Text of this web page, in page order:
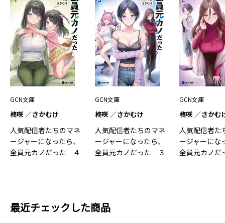
GCN文庫
柊咲 さかむけ
人気配信者たちのマネ
ージャーになったら、
全員元カノだった ４
GCN文庫
柊咲 さかむけ
人気配信者たちのマネ
ージャーになったら、
全員元カノだった ３
GCN文庫
柊咲 さかむ
人気配信者た
ージャーにな
全員元カノだ
最近チェックした商品